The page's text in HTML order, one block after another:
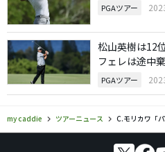
PGAツアー
松山英樹は12
フェレは途中
PGAツアー
my caddie ツアーニュース C.モリカワ「パッ